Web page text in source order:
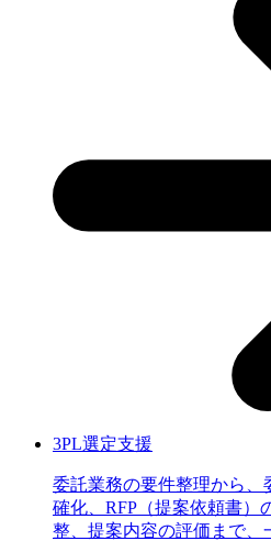
3PL選定支援
委託業務の要件整理から、
確化、RFP（提案依頼書）
整、提案内容の評価まで、